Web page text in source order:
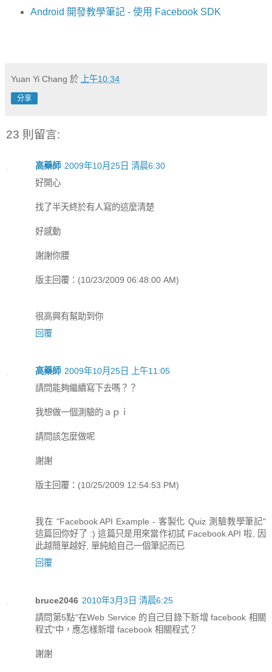
Android 開發教學筆記 - 使用 Facebook SDK
Yuan Yi Chang 於 上午10:34
分享
23 則留言:
高藥師 2009年10月25日 清晨6:30
好開心
找了半天終於有人寫的這麼清楚
好感動
謝謝你腰
版主回覆：(10/23/2009 06:48:00 AM)
很高興有幫助到你
回覆
高藥師 2009年10月25日 上午11:05
請問能夠繼續寫下去嗎？？
我想做一個測驗的ａｐｉ
請問該怎麼做呢
謝謝
版主回覆：(10/25/2009 12:54:53 PM)
我在 "Facebook API Example - 客製化 Quiz 測驗教學筆記"
這篇回你好了 :) 這篇只是用來當作初試 Facebook API 啦, 因
此越簡單越好, 單純給自己一個筆記而已
回覆
bruce2046 2010年3月3日 清晨6:25
請問第5點"在Web Service 的自己目錄下新增 facebook 相關
程式"中，應怎樣新增 facebook 相關程式？
謝謝